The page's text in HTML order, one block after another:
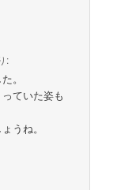
:
。
ていた姿も
うね。